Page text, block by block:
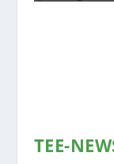
TEE-